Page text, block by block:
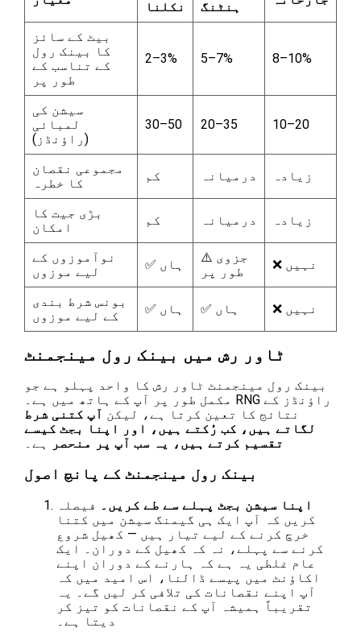
نکلنا
ہنٹنگ
بیٹ کے سائز
کا بینک رول
کے تناسب کے
طور پر
2–3% 5–7% 8–10%
سیشن کی
لمبائی
(راؤنڈز)
30–50 20–35 10–20
مجموعی نقصان
کا خطرہ
کم درمیانہ زیادہ
بڑی جیت کا
امکان
کم درمیانہ زیادہ
نوآموزوں کے
لیے موزوں
✅ ہاں
⚠️ جزوی
طور پر
❌ نہیں
بونس شرط بندی
کے لیے موزوں
✅ ہاں ✅ ہاں ❌ نہیں
ٹاور رش میں بینک رول مینجمنٹ
بینک رول مینجمنٹ ٹاور رش کا واحد پہلو ہے جو
مکمل طور پر آپ کے ہاتھ میں ہے۔ RNG راؤنڈز کے
نتائج کا تعین کرتا ہے، لیکن آپ کتنی شرط
لگاتے ہیں، کب رُکتے ہیں، اور اپنا بجٹ کیسے
تقسیم کرتے ہیں، یہ سب آپ پر منحصر
ہے۔
بینک رول مینجمنٹ کے پانچ اصول
اپنا سیشن بجٹ پہلے سے طے کریں۔ فیصلہ
کریں کہ آپ ایک ہی گیمنگ سیشن میں کتنا
خرچ کرنے کے لیے تیار ہیں — کھیل شروع
کرنے سے پہلے، نہ کہ کھیل کے دوران۔ ایک
عام غلطی یہ ہے کہ ہارنے کے دوران اپنے
اکاؤنٹ میں پیسے ڈالنا، اس امید میں کہ
آپ اپنے نقصانات کی تلافی کر لیں گے۔ یہ
تقریباً ہمیشہ آپ کے نقصانات کو تیز کر
دیتا ہے۔